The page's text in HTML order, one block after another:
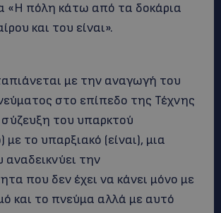
«Η πόλη κάτω από τα δοκάρια
και του είναι».
με την αναγωγή του
στο επίπεδο της Τέχνης
του υπαρκτού
το υπαρξιακό (είναι), μια
την
που δεν έχει να κάνει μόνο με
και το πνεύμα αλλά με αυτό